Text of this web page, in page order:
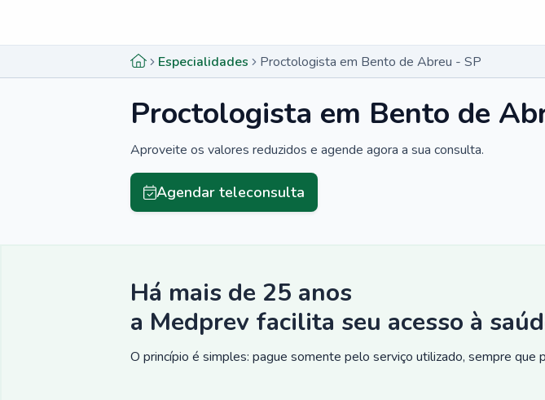
Especialidades Proctologista em Bento de Abreu - SP
Proctologista em Bento de
Aproveite os valores reduzidos e agende agora a sua consulta.
Agendar teleconsulta
Há mais de 25 anos
a Medprev facilita seu acesso à
O princípio é simples: pague somente pelo serviço utilizado, sempre que